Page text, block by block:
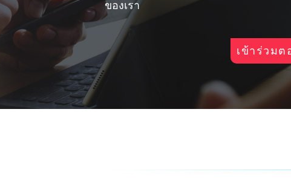
ของเรา
เข้าร่วมต